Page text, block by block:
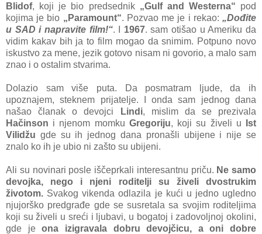
Blidof, koji je bio predsednik„Gulf and Westerna“ pod
kojima je bio „Paramount“. Pozvao me je i rekao:„Dođite
u SAD i napravite film!“. I 1967. sam otišao u Ameriku da
vidim kakav bih ja to film mogao da snimim. Potpuno novo
iskustvo za mene, jezik gotovo nisam ni govorio, a malo sam
znao i o ostalim stvarima.
Dolazio sam više puta. Da posmatram ljude, da ih
upoznajem, steknem prijatelje. I onda sam jednog dana
našao članak o devojci
Lindi, mislim da se prezivala
Hačinson i njenom momku Gregoriju, koji su živeli u
Ist
Vilidžu gde su ih jednog dana pronašli ubijene i nije se
znalo ko ih je ubio ni zašto su ubijeni.
Ali su novinari posle iščeprkali interesantnu priču. Ne samo
devojka, nego i njeni roditelji su živeli dvostrukim
životom. Svakog vikenda odlazila je kući u jedno ugledno
njujorško predgrađe gde se susretala sa svojim roditeljima
koji su živeli u sreći i ljubavi, u bogatoj i zadovoljnoj okolini,
gde jeona izigravala dobru devojčicu, a oni dobre